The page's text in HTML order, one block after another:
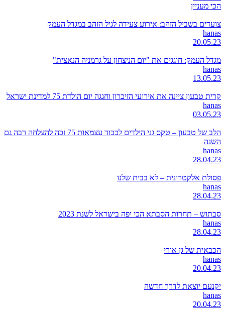
הכי מעניין
צועדים בשביל הזהב: אירוע צעידה לגיל הזהב במגדל העמק
hanas
20.05.23
מגדל העמק: חוגגים את "יום הניצחון על גרמניה הנאצית"
hanas
13.05.23
קרית טבעון ציינה את אירועי הזיכרון וחגגה יום הולדת 75 למדינת ישראל
hanas
03.05.23
הלב של טבעון – טקס גני הילדים לכבוד עצמאות 75 זכה להצלחה רבה גם
השנה
hanas
28.04.23
פסולת אלקטרונית – לא בבית שלנו
hanas
28.04.23
סבתוש – תחרות הסבתא הכי יפה בישראל לשנת 2023
hanas
28.04.23
הכבאית של גן אורי
hanas
20.04.23
יקנעם יוצאת לדרך חדשה
hanas
20.04.23